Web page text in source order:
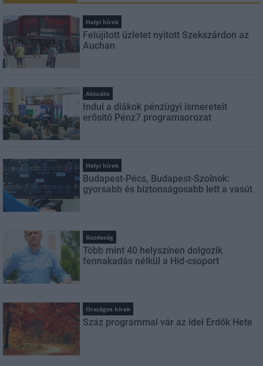
Helyi hírek
Felújított üzletet nyitott Szekszárdon az
Auchan
Aktuális
Indul a diákok pénzügyi ismereteit
erősítő Pénz7 programsorozat
Helyi hírek
Budapest-Pécs, Budapest-Szolnok:
gyorsabb és biztonságosabb lett a vasút
Gazdaság
Több mint 40 helyszínen dolgozik
fennakadás nélkül a Híd-csoport
Országos hírek
Száz programmal vár az idei Erdők Hete